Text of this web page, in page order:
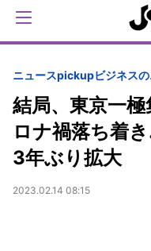
ニュースpickupビジネス
結局、東京一
ロナ禍落ち着
3年ぶり拡大
2023.02.14 08:15